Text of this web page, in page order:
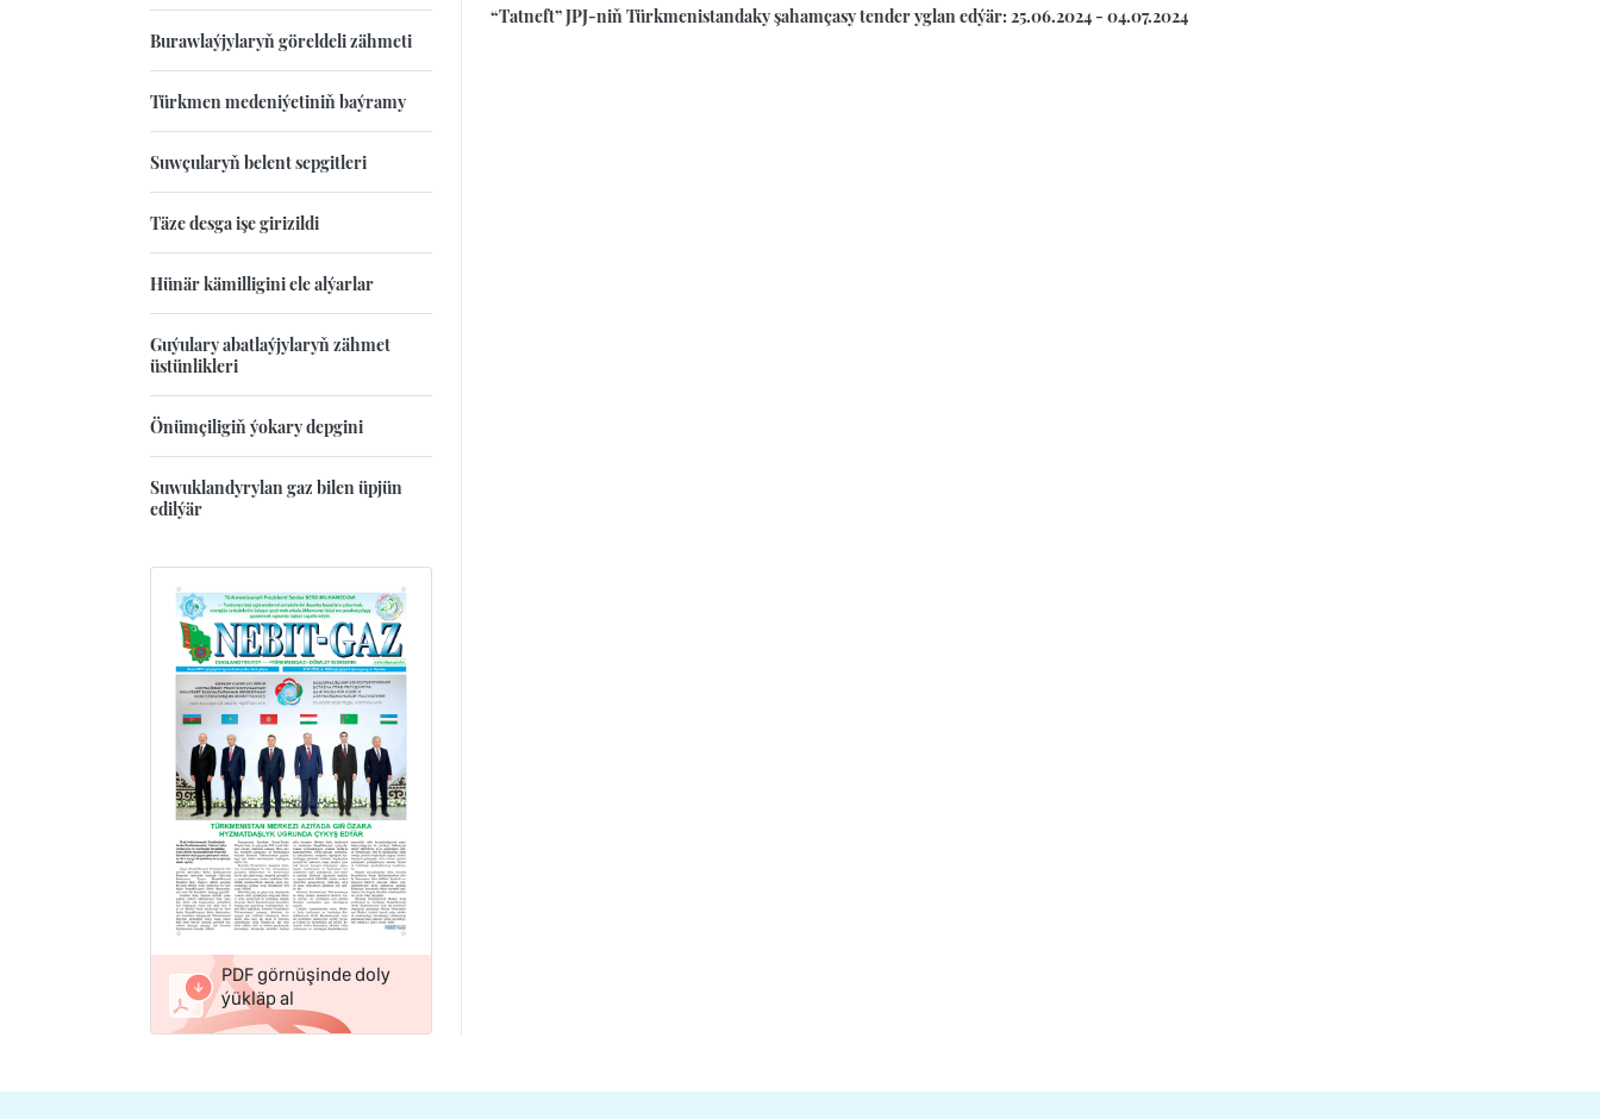
“Tatneft” JPJ-niň Türkmenistandaky şahamçasy tender yglan edýär: 25.06.2024 - 04.07.2024
Burawlaýjylaryň göreldeli zähmeti
Türkmen medeniýetiniň baýramy
Suwçularyň belent sepgitleri
Täze desga işe girizildi
Hünär kämilligini ele alýarlar
Guýulary abatlaýjylaryň zähmet
üstünlikleri
Önümçiligiň ýokary depgini
Suwuklandyrylan gaz bilen üpjün
edilýär
PDF görnüşinde doly
ýükläp al